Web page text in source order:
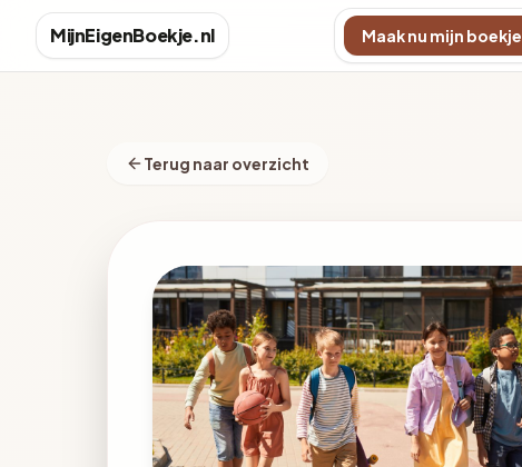
MijnEigenBoekje.nl Maak nu mijn boekje
Terug naar overzicht